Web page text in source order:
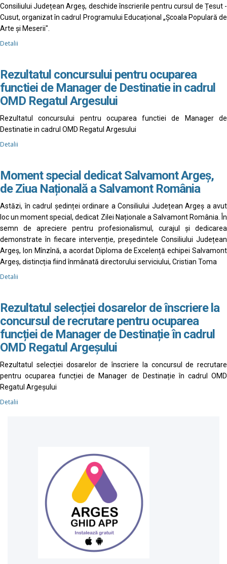
Consiliului Județean Argeș, deschide înscrierile pentru cursul de Țesut -
Cusut, organizat în cadrul Programului Educațional „Școala Populară de
Arte și Meserii".
Detalii
Rezultatul concursului pentru ocuparea
functiei de Manager de Destinatie in cadrul
OMD Regatul Argesului
Rezultatul concursului pentru ocuparea functiei de Manager de
Destinatie in cadrul OMD Regatul Argesului
Detalii
Moment special dedicat Salvamont Argeș,
de Ziua Națională a Salvamont România
Astăzi, în cadrul ședinței ordinare a Consiliului Județean Argeș a avut
loc un moment special, dedicat Zilei Naționale a Salvamont România. În
semn de apreciere pentru profesionalismul, curajul și dedicarea
demonstrate în fiecare intervenție, președintele Consiliului Județean
Argeș, Ion Mînzînă, a acordat Diploma de Excelență echipei Salvamont
Argeș, distincția fiind înmânată directorului serviciului, Cristian Toma
Detalii
Rezultatul selecției dosarelor de înscriere la
concursul de recrutare pentru ocuparea
funcției de Manager de Destinație în cadrul
OMD Regatul Argeșului
Rezultatul selecției dosarelor de înscriere la concursul de recrutare
pentru ocuparea funcției de Manager de Destinație în cadrul OMD
Regatul Argeșului
Detalii